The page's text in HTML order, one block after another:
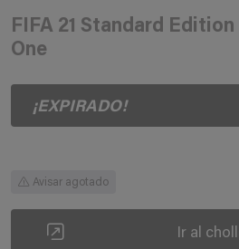
FIFA 21 Standard Edition
One
¡EXPIRADO!
Avisar agotado
Ir al